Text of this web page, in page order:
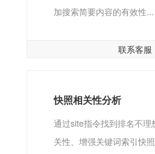
加搜索简要内容的有效性...
联系客服
快照相关性分析
通过site指令找到排名不理
关性、增强关键词索引快